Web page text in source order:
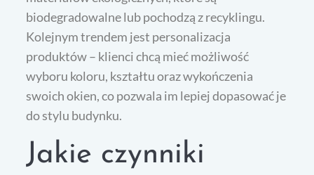
biodegradowalne lub pochodzą z recyklingu.
Kolejnym trendem jest personalizacja
produktów – klienci chcą mieć możliwość
wyboru koloru, kształtu oraz wykończenia
swoich okien, co pozwala im lepiej dopasować je
do stylu budynku.
Jakie czynniki